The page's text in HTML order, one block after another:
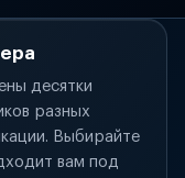
десятки
разных
Выбирайте
вам под